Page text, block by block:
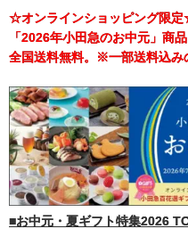
☆オンラインショッピング限
「2026年小田急のお中元」商
全国送料無料。※一部送料込み
■お中元・夏ギフト特集2026